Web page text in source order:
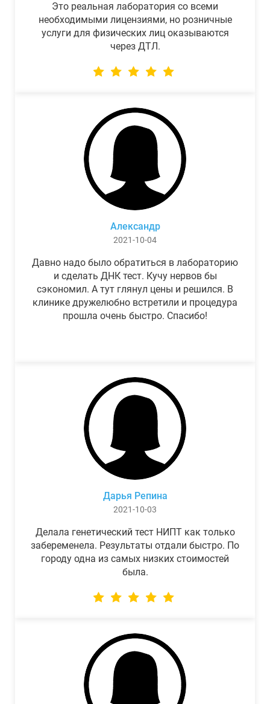
Это реальная лаборатория со всеми
необходимыми лицензиями, но розничные
услуги для физических лиц оказываются
через ДТЛ.
Александр
2021-10-04
Давно надо было обратиться в лабораторию
и сделать ДНК тест. Кучу нервов бы
сэкономил. А тут глянул цены и решился. В
клинике дружелюбно встретили и процедура
прошла очень быстро. Спасибо!
Дарья Репина
2021-10-03
Делала генетический тест НИПТ как только
забеременела. Результаты отдали быстро. По
городу одна из самых низких стоимостей
была.